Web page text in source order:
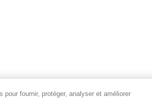
fournir, protéger, analyser et améliorer